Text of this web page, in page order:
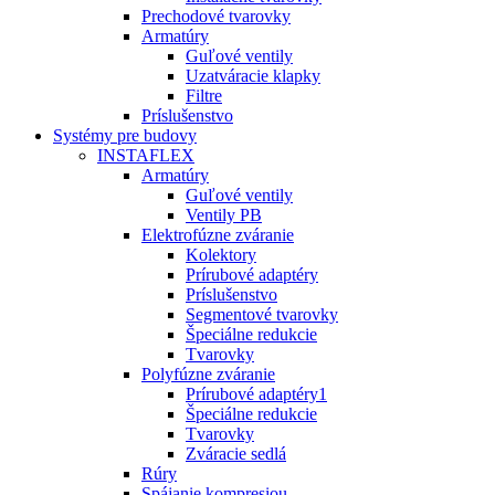
Prechodové tvarovky
Armatúry
Guľové ventily
Uzatváracie klapky
Filtre
Príslušenstvo
Systémy pre budovy
INSTAFLEX
Armatúry
Guľové ventily
Ventily PB
Elektrofúzne zváranie
Kolektory
Prírubové adaptéry
Príslušenstvo
Segmentové tvarovky
Špeciálne redukcie
Tvarovky
Polyfúzne zváranie
Prírubové adaptéry1
Špeciálne redukcie
Tvarovky
Zváracie sedlá
Rúry